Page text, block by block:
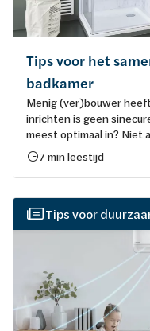
Tips voor het
badkamer
Menig (ver)bouwer
inrichten is geen
meest optimaal in? Niet
7 min leestijd
Tips voor